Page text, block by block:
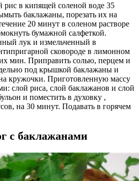
в кипящей соленой воде 35
баклажаны, порезать их на
20 минут в соленом растворе
бумажной салфеткой.
лук и измельченный в
сковороде в лимонном
мин. Приправить солью, перцем и
под крышкой баклажаны и
кружочки. Приготовленную массу
слой риса, слой баклажанов и слой
и поместить в духовку ,
на 30 минут. Подавать в горячем
с баклажанами